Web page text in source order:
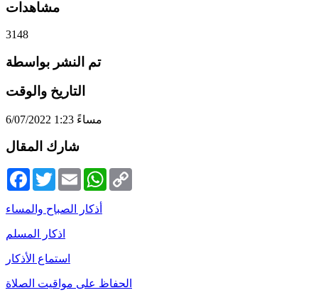
مشاهدات
3148
تم النشر بواسطة
التاريخ والوقت
6/07/2022 1:23 مساءً
شارك المقال
Facebook
TwitterEmail WhatsApp
أذكار الصباح والمساء
اذكار المسلم
استماع الأذكار
الحفاظ على مواقيت الصلاة